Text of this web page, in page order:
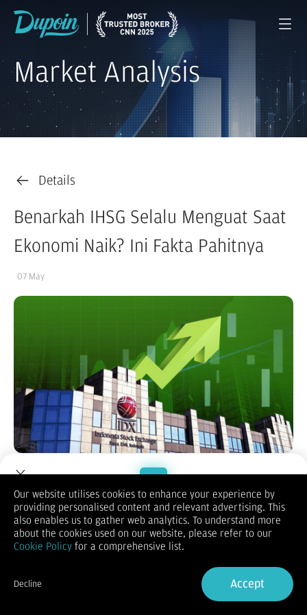
Market Analysis
Details
Benarkah IHSG Selalu Menguat Saat
Ekonomi Naik? Ini Fakta Pahitnya
07 May
- Di tengah optimisme pencapaian
target pertumbuhan ekonomi nasional yang membidik 8%
serta proyeksi Indeks Harga Saham Gabungan (IHSG) yang
diproyeksikan akan menembus rekor tertinggi sepanjang
masa, terdapat sebuah premis fundamental yang perlu diuji
korelasinya.
Secara konseptual, ekonomi makro yang berekspansi agresif
akan meningkatkan daya beli, memperlancar aktivitas bisnis,
dan berujung pada peningkatan profitabilitas emiten maupun
korporasi secara menyeluruh.
Namun, pergerakan modal memperlihatkan dinamika yang
Welcome to Dupoin.
Trade with a Trusted Broker
Sign in
Our website utilises cookies to enhance your experience by
providing personalised content and relevant advertising. This
also enables us to gather web analytics. To understand more
about the cookies used on our website, please refer to our
Cookie Policy for a comprehensive list.
Decline Accept